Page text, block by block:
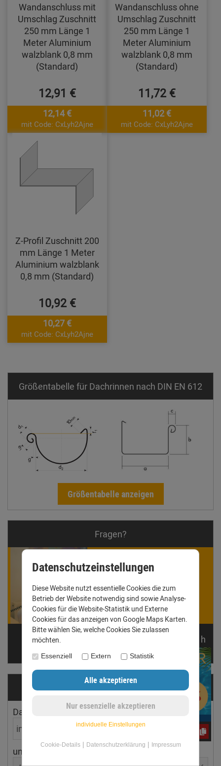
Wandanschluss mit
Umschlag Zuschnitt
250 mm Länge 1
Meter Aluminium
walzblank 0,8 mm
(Standard)
12,91 €
12,14 €
mit Code: CxLyh2Ajne
Wandanschluss ohne
Umschlag Zuschnitt
250 mm Länge 1
Meter Aluminium
walzblank 0,8 mm
(Standard)
11,72 €
11,02 €
mit Code: CxLyh2Ajne
Z-Profil Zuschnitt 200
mm Länge 1 Meter
Aluminium walzblank
0,8 mm (Standard)
10,92 €
10,27 €
mit Code: CxLyh2Ajne
Größentabelle für Dachrinnen nach DIN EN 612
Größentabelle anzeigen
Fragen?
Winnie Werner
ist für Dich da!
Gern beantworten wir Deine
Fragen. Ruf uns an oder
schreib eine E-Mail.
Telefon: +49 (0) 3431 6060510
Dachrinnen­ermittler
Dachfläche Dachneigung
ungefährer Ort
h
Datenschutzeinstellungen
Diese Website nutzt essentielle Cookies die zum
Betrieb der Website notwendig sind sowie Analyse-
Cookies für die Website-Statistik und Externe
Cookies für das anzeigen von Google Maps Karten.
Bitte wählen Sie, welche Cookies Sie zulassen
möchten.
Essenziell Extern Statistik
individuelle Einstellungen
Cookie-Details| Datenschutzerklärung | Impressum